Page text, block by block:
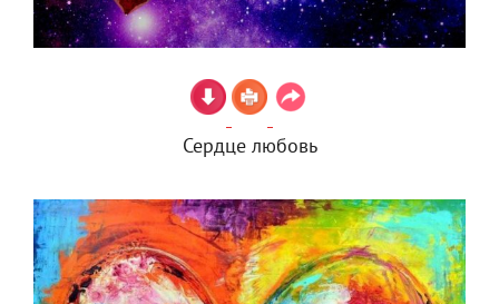
Сердце любовь